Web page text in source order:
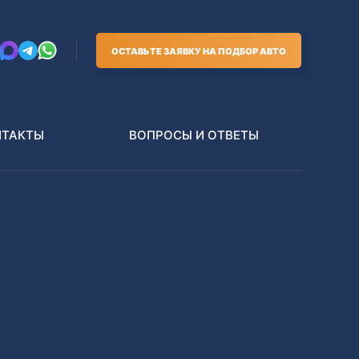
ОСТАВЬТЕ ЗАЯВКУ НА ПОДБОР АВТО
ВОПРОСЫ И ОТВЕТЫ